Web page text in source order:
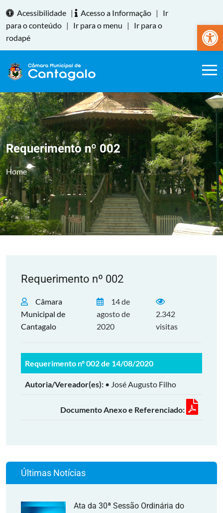
Abrir
Acessibilidade | Acesso a Informação |
Ir
para o conteúdo | Ir para o menu |
Ir para o
rodapé
Requerimento nº 002
Home
Requerimento nº 002
Câmara
Municipal de
Cantagalo
14 de
agosto de
2020
2.342
visitas
Requerimento nº 002 de 14/08/2020
Autoria/Vereador(es): • José Augusto Filho
Documento Anexo e Referenciado:
Últimas Notícias
Ata da 30ª Sessão Ordinária do